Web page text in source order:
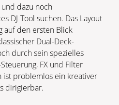
dazu noch
DJ-Tool suchen. Das Layout
auf den ersten Blick
Dual-Deck-
durch sein spezielles
FX und Filter
ist problemlos ein kreativer
dirigierbar.